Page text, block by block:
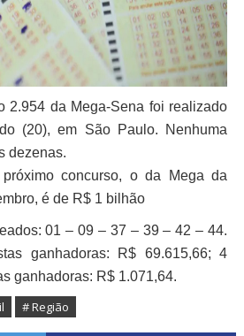
2.954 da Mega-Sena foi realizado
(20), em São Paulo. Nenhuma
dezenas.
concurso, o da Mega da
é de R$ 1 bilhão
01 – 09 – 37 – 39 – 42 – 44.
ganhadoras: R$ 69.615,66; 4
ganhadoras: R$ 1.071,64.
# Região